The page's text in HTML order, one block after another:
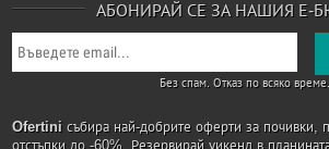
АБОНИРАЙ СЕ ЗА НАШИЯ Е-
Без спам. Отказ по всяко време.
Ofertini събира най-добрите оферти за почивки,
отстъпки до -60%. Резервирай уикенд в